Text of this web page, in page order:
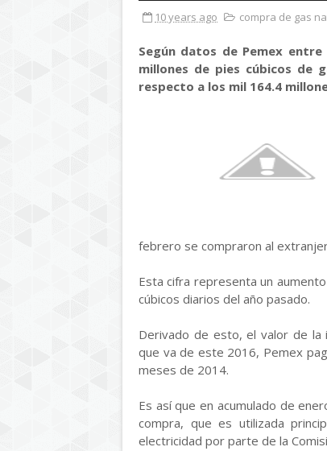
10 years ago compra de gas
Según datos de Pemex
millones de pies cúbicos de
respecto a los mil 164.4
febrero se compraron al
Esta cifra representa un
cúbicos diarios del año pasado.
Derivado de esto, el valor de la
que va de este 2016, Pemex
meses de 2014.
Es así que en acumulado de
compra, que es utilizada
electricidad por parte de la